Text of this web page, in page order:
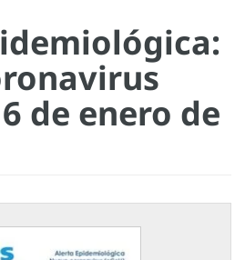
de enero de